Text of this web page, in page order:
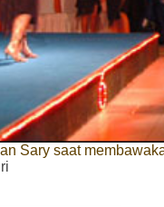
Sary saat